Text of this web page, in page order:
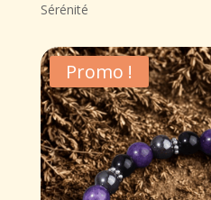
Sérénité
Promo !